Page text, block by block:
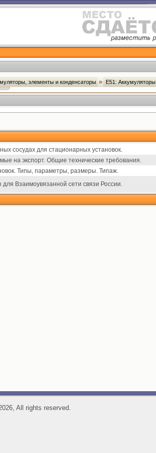
элементы и конденсаторы Е51: Аккумуляторы
сосудах для стационарных установок.
на экспорт. Общие технические требования.
Типы, параметры, размеры. Типаж.
Взаимоувязанной сети связи России.
All rights reserved.